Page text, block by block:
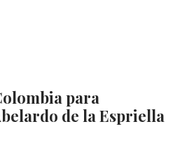
para
de la Espriella